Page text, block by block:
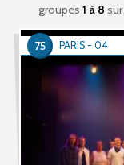
groupes 1 à 8 sur
PARIS - 04
75